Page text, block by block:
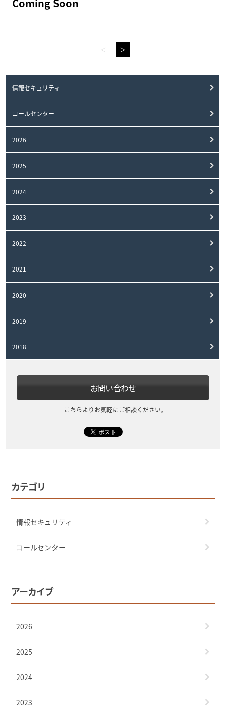
＜ ＞
情報セキュリティ
コールセンター
2026
2025
2024
2023
2022
2021
2020
2019
2018
お問い合わせ
こちらよりお気軽にご相談ください。
カテゴリ
情報セキュリティ
コールセンター
アーカイブ
2026
2025
2024
2023